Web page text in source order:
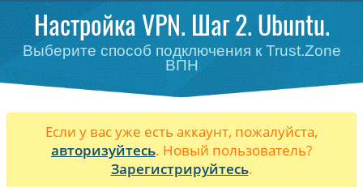
Настройка VPN. Шаг 2. Ubuntu.
Выберите способ подключения к Trust.Zone
ВПН
Если у вас уже есть аккаунт, пожалуйста,
авторизуйтесь. Новый пользователь?
Зарегистрируйтесь.